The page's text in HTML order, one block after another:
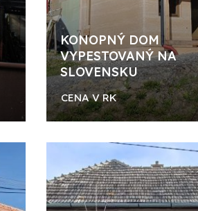
KONOPNÝ DOM
VYPESTOVANÝ NA
SLOVENSKU
CENA V RK